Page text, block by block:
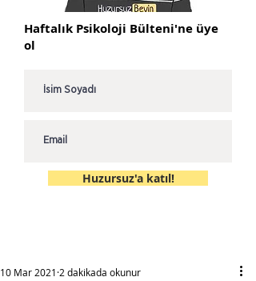
Haftalık Psikoloji Bülteni'ne üye
ol
Huzursuz'a katıl!
10 Mar 2021 2 dakikada okunur